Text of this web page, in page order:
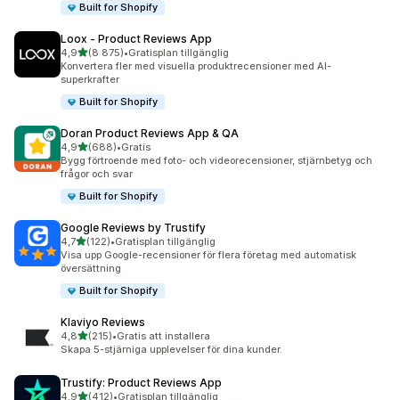
Built for Shopify
Loox ‑ Product Reviews App
4,9av 5 stjärnor
(8 875)
8875 recensioner totalt
•Gratisplan tillgänglig
Konvertera fler med visuella produktrecensioner med AI-
superkrafter
Built for Shopify
Doran Product Reviews App & QA
4,9av 5 stjärnor
(688)
688 recensioner totalt
•Gratis
Bygg förtroende med foto- och videorecensioner, stjärnbetyg och
frågor och svar
Built for Shopify
Google Reviews by Trustify
4,7av 5 stjärnor
(122)
122 recensioner totalt
•Gratisplan tillgänglig
Visa upp Google-recensioner för flera företag med automatisk
översättning
Built for Shopify
Klaviyo Reviews
4,8av 5 stjärnor
(215)
215 recensioner totalt
•Gratis att installera
Skapa 5-stjärniga upplevelser för dina kunder.
Trustify: Product Reviews App
4,9av 5 stjärnor
(412)•Gratisplan tillgänglig